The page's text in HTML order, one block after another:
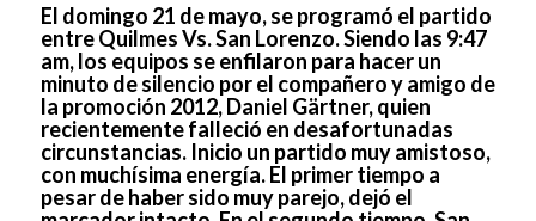
El domingo 21 de mayo, se programó el partido
entre Quilmes Vs. San Lorenzo. Siendo las 9:47
am, los equipos se enfilaron para hacer un
minuto de silencio por el compañero y amigo de
la promoción 2012, Daniel Gärtner, quien
recientemente falleció en desafortunadas
circunstancias. Inicio un partido muy amistoso,
con muchísima energía. El primer tiempo a
pesar de haber sido muy parejo, dejó el